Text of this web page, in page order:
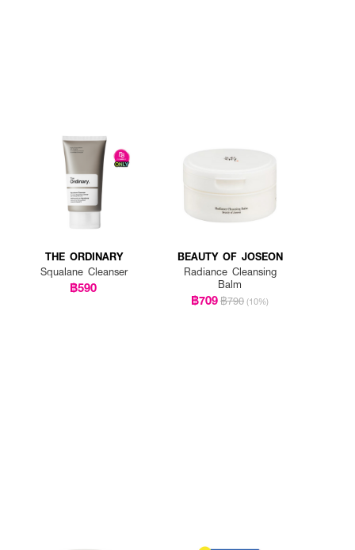
THE ORDINARY
Squalane Cleanser
฿590
BEAUTY OF JOSEON
Radiance Cleansing
Balm
฿709฿790 (10%)